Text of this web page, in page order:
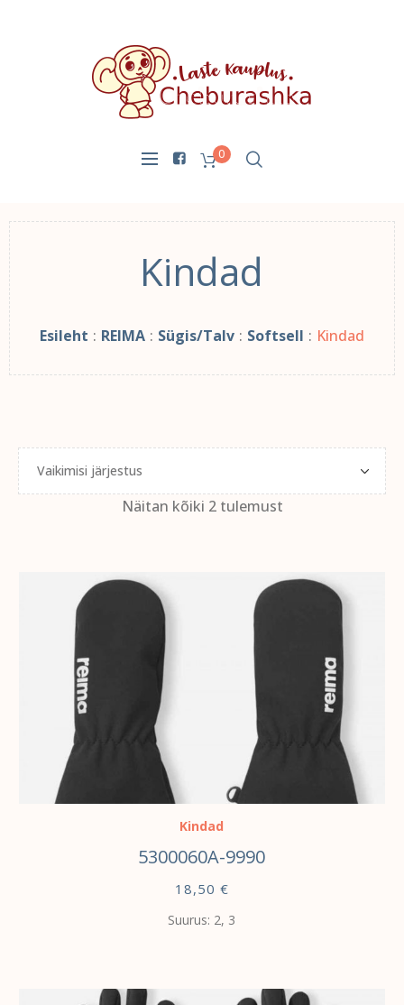
0
Kindad
Esileht : REIMA : Sügis/Talv : Softsell : Kindad
Näitan kõiki 2 tulemust
Kindad
5300060A-9990
18,50 €
Suurus: 2, 3